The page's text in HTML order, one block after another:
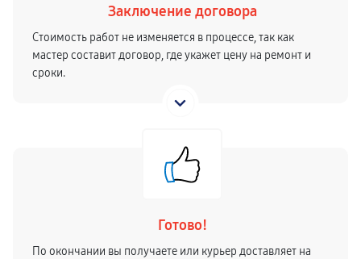
Заключение договора
Стоимость работ не изменяется в процессе, так как
мастер составит договор, где укажет цену на ремонт и
сроки.
Готово!
По окончании вы получаете или курьер доставляет на